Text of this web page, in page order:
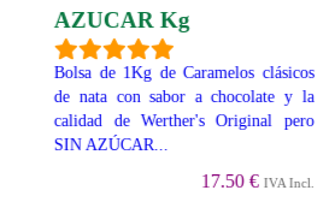
AZUCAR Kg
Bolsa de 1Kg de Caramelos clásicos
de nata con sabor a chocolate y la
calidad de Werther's Original pero
SIN AZÚCAR...
17.50 € IVA Incl.